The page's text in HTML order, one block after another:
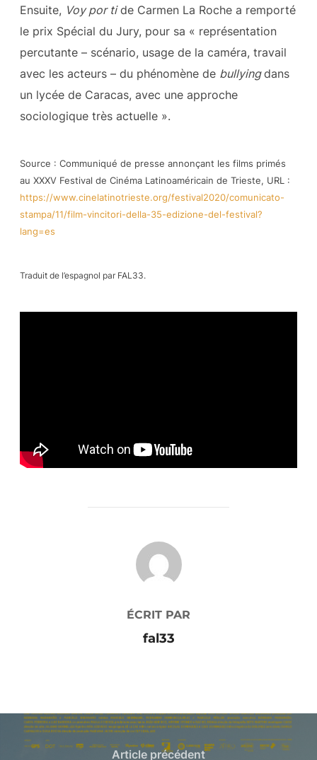
Ensuite, Voy por tide Carmen La Roche a remporté
le prix Spécial du Jury, pour sa « représentation
percutante – scénario, usage de la caméra, travail
avec les acteurs – du phénomène de bullyingdans
un lycée de Caracas, avec une approche
sociologique très actuelle ».
Source : Communiqué de presse annonçant les films primés
au XXXV Festival de Cinéma Latinoaméricain de Trieste, URL :
https://www.cinelatinotrieste.org/festival2020/comunicato-
stampa/11/film-vincitori-della-35-edizione-del-festival?
lang=es
Traduit de l’espagnol par FAL33.
AUTEUR DE LA PUBLICATION
ÉCRIT PAR
fal33
Article précédent